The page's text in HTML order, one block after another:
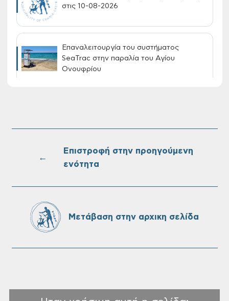
στις 10-08-2026
Επαναλειτουργία του συστήματος
SeaTrac στην παραλία του Αγίου
Ονουφρίου
πίνακες της προκήρυξης ΣΟΧ 3/2026 του
πρόσληψη προσωπικού με σχέση
σχολικών μονάδων
←
Επιστροφή στην προηγούμενη
ενότητα
Μετάβαση στην αρχικη σελίδα